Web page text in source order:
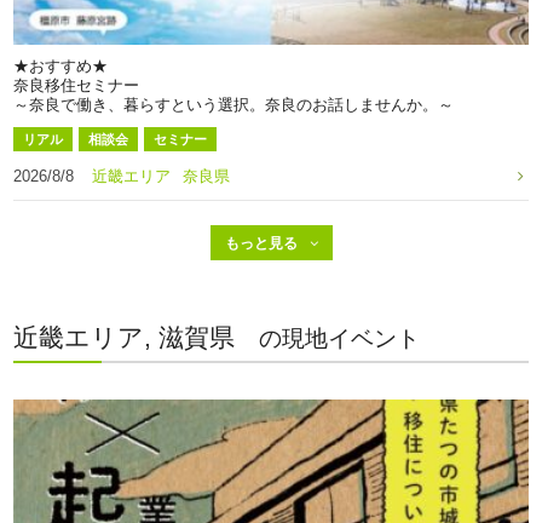
★おすすめ★
奈良移住セミナー
～奈良で働き、暮らすという選択。奈良のお話しませんか。～
リアル 相談会 セミナー
2026/8/8 近畿エリア 奈良県
近畿エリア, 滋賀県 の現地イベント